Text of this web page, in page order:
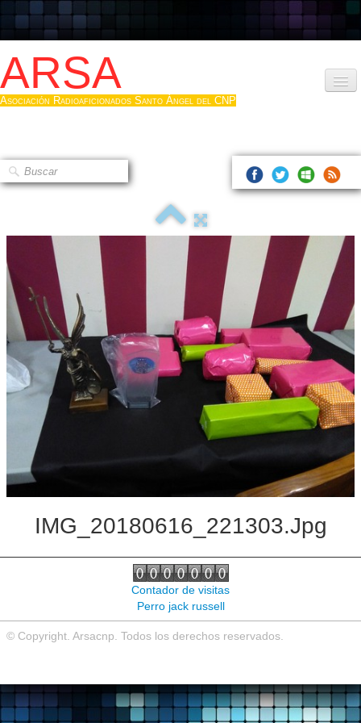
ARSA
Asociación Radioaficionados Santo Ángel del CNP
Que es la ARSA
Hacerse socio
Log diploma en Pdf
Fotos
Sistemas Digitales
Noticias de interés
Contacto
IMG_20180616_221303.jpg
Contador de visitas
Perro jack russell
© Copyright. Arsacnp. Todos los derechos reservados.